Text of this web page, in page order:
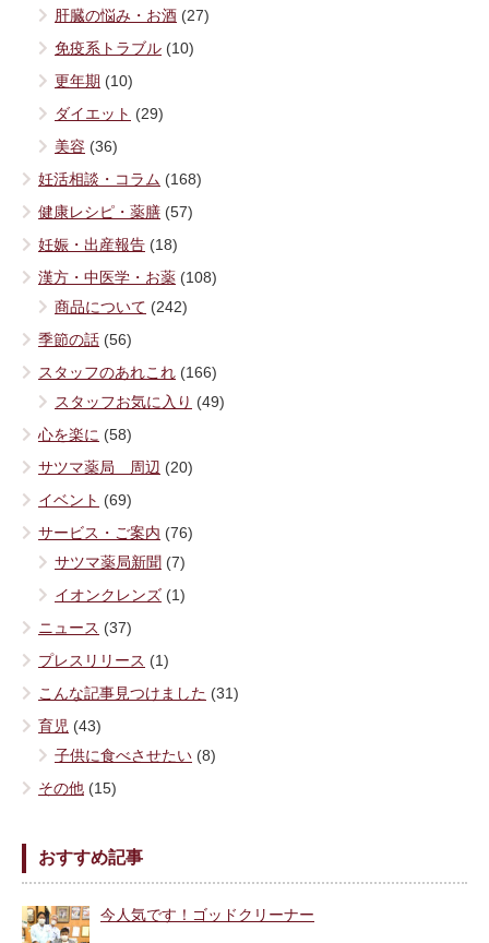
肝臓の悩み・お酒 (27)
免疫系トラブル (10)
更年期 (10)
ダイエット (29)
美容 (36)
妊活相談・コラム (168)
健康レシピ・薬膳 (57)
妊娠・出産報告 (18)
漢方・中医学・お薬 (108)
商品について (242)
季節の話 (56)
スタッフのあれこれ (166)
スタッフお気に入り (49)
心を楽に (58)
サツマ薬局 周辺 (20)
イベント (69)
サービス・ご案内 (76)
サツマ薬局新聞 (7)
イオンクレンズ (1)
ニュース (37)
プレスリリース (1)
こんな記事見つけました (31)
育児 (43)
子供に食べさせたい (8)
その他 (15)
おすすめ記事
今人気です！ゴッドクリーナー